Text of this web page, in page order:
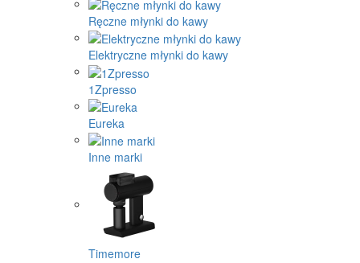
Ręczne młynki do kawy
Elektryczne młynki do kawy
1Zpresso
Eureka
Inne marki
Timemore